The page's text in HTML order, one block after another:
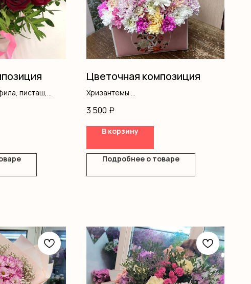
писташ,
Цветочная композиция
Хризантемы
Оазис
Сумочка
3 500 ₽
В корзину
Подробнее о товаре